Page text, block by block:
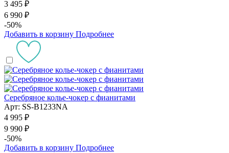
3 495 ₽
6 990 ₽
-50%
Добавить в корзину Подробнее
Серебряное колье-чокер с фианитами
Арт: SS-B1233NA
4 995 ₽
9 990 ₽
-50%
Добавить в корзину Подробнее